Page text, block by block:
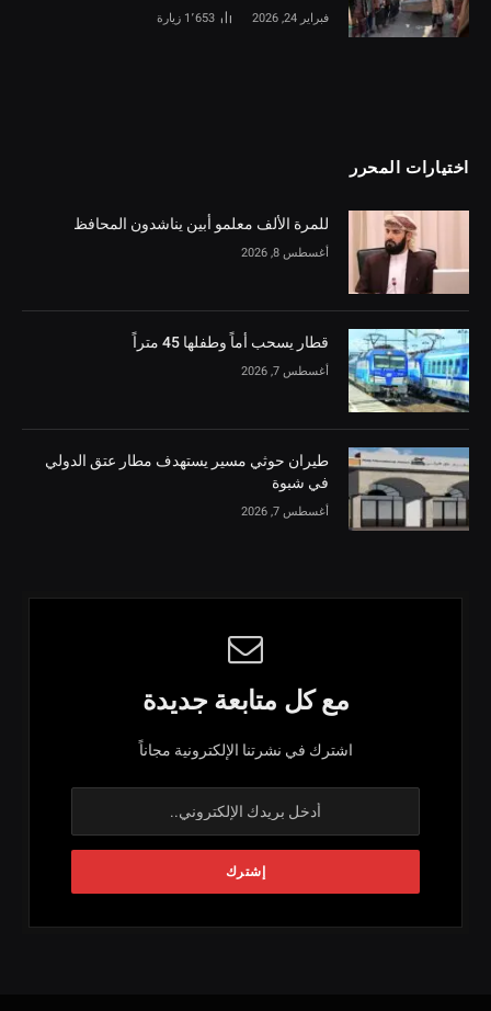
فبراير 24, 2026 1٬653 زيارة
اختيارات المحرر
للمرة الألف معلمو أبين يناشدون المحافظ
أغسطس 8, 2026
قطار يسحب أماً وطفلها 45 متراً
أغسطس 7, 2026
طيران حوثي مسير يستهدف مطار عتق الدولي
في شبوة
أغسطس 7, 2026
مع كل متابعة جديدة
اشترك في نشرتنا الإلكترونية مجاناً